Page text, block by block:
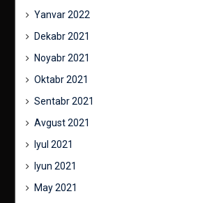
Yanvar 2022
Dekabr 2021
Noyabr 2021
Oktabr 2021
Sentabr 2021
Avgust 2021
Iyul 2021
Iyun 2021
May 2021